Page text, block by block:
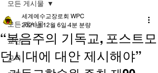
모든 게시물
교단
교육
모든 게시물
“복음주의 기독교, 포스트모
던시대에 대안 제시해야”
세계예수교장로회 WPC
2021년 12월 6일 4분 분량